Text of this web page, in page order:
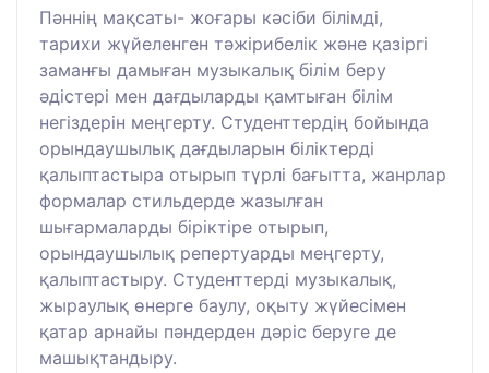
Пәннің мақсаты- жоғары кәсіби білімді,
тарихи жүйеленген тәжірибелік және қазіргі
заманғы дамыған музыкалық білім беру
әдістері мен дағдыларды қамтыған білім
негіздерін меңгерту. Студенттердің бойында
орындаушылық дағдыларын біліктерді
қалыптастыра отырып түрлі бағытта, жанрлар
формалар стильдерде жазылған
шығармаларды біріктіре отырып,
орындаушылық репертуарды меңгерту,
қалыптастыру. Студенттерді музыкалық,
жыраулық өнерге баулу, оқыту жүйесімен
қатар арнайы пәндерден дәріс беруге де
машықтандыру.